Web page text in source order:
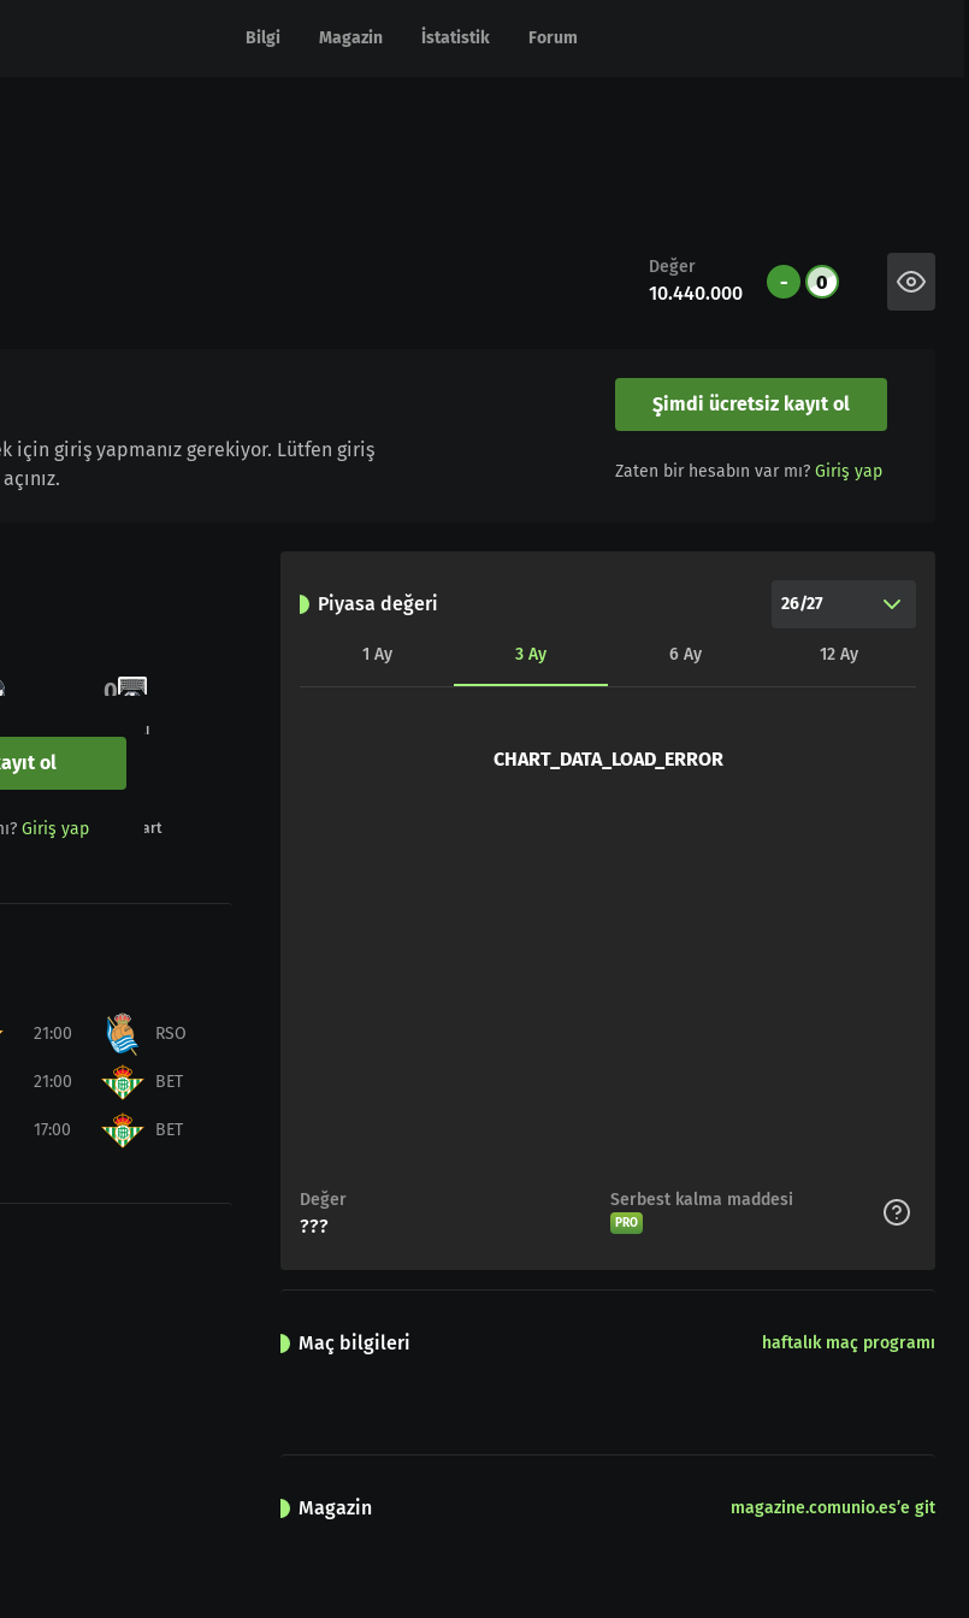
Bilgi Magazin İstatistik Forum
Bilgi Magazin İstatistik Forum
Değer
10.440.000 - 0
için giriş yapmanız gerekiyor. Lütfen giriş
Şimdi ücretsiz kayıt ol
Zaten bir hesabın var mı? Giriş yap
0
Penaltı
0
Kırmızı kart
21:00 RSO
21:00 BET
17:00 BET
Piyasa değeri 26/27
1 Ay 3 Ay 6 Ay 12 Ay
CHART_DATA_LOAD_ERROR
Değer
???
Serbest kalma maddesi
PRO
Maç bilgileri haftalık maç programı
ol
Giriş yap
Magazin magazine.comunio.es’e git